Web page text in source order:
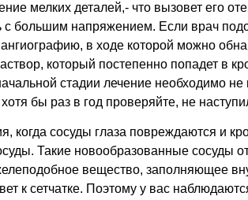
мелких деталей,- что вызовет его
с большим напряжением. Если врач
в ходе которой можно
который постепенно попадет в
стадии лечение необходимо не
бы раз в год проверяйте, не
когда сосуды глаза повреждаются и
Такие новообразованные сосуды
вещество, заполняющее
к сетчатке. Поэтому у вас